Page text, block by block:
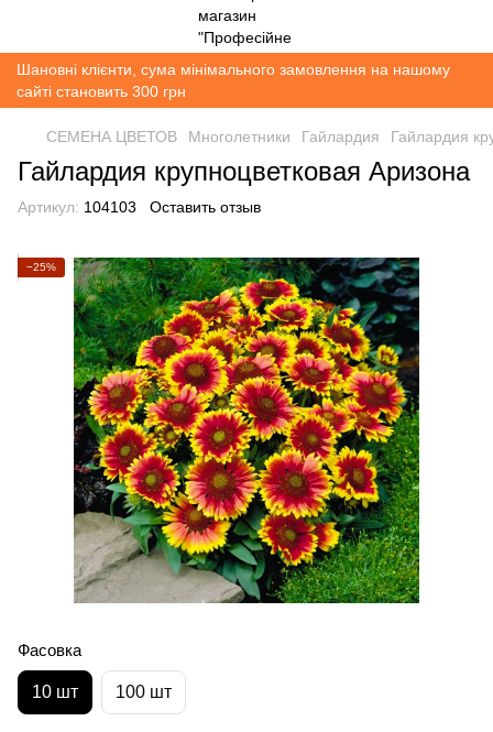
Шановні клієнти, сума мінімального замовлення на нашому
сайті становить 300 грн
СЕМЕНА ЦВЕТОВ Многолетники Гайлардия Гайлардия
Гайлардия крупноцветковая Аризона
Артикул: 104103 Оставить отзыв
−25%
Фасовка
10 шт 100 шт